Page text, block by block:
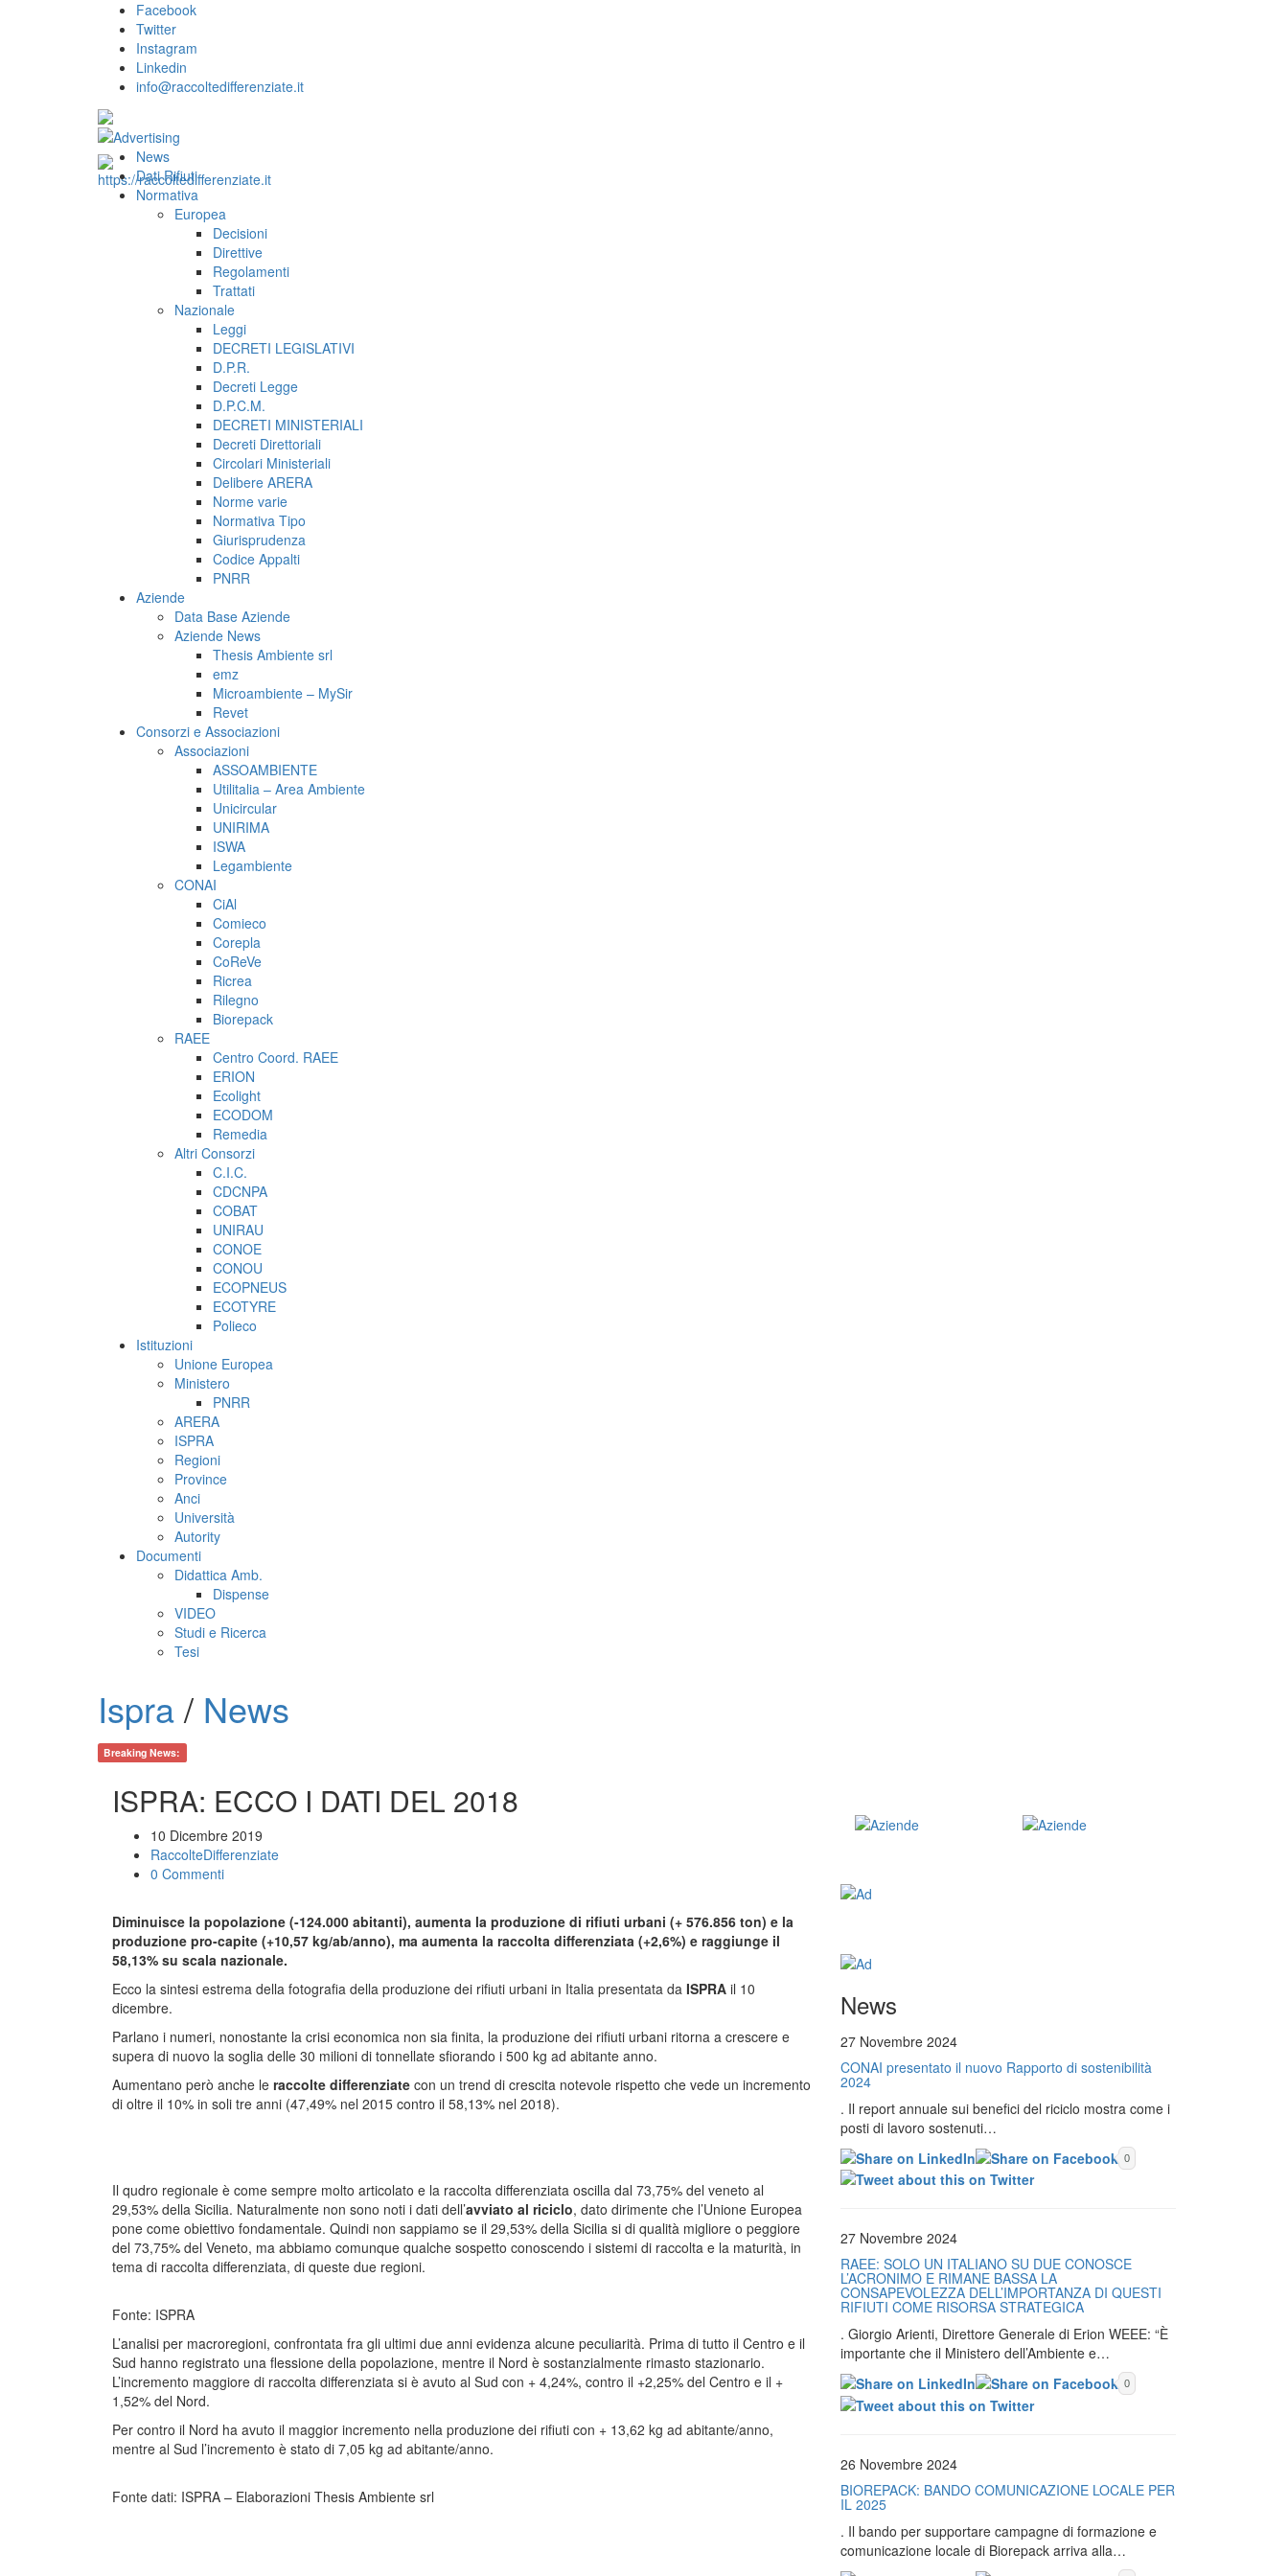
Facebook
Twitter
Instagram
Linkedin
info@raccoltedifferenziate.it
News
Dati Rifiuti
Normativa
Europea
Decisioni
Direttive
Regolamenti
Trattati
Nazionale
Leggi
DECRETI LEGISLATIVI
D.P.R.
Decreti Legge
D.P.C.M.
DECRETI MINISTERIALI
Decreti Direttoriali
Circolari Ministeriali
Delibere ARERA
Norme varie
Normativa Tipo
Giurisprudenza
Codice Appalti
PNRR
Aziende
Data Base Aziende
Aziende News
Thesis Ambiente srl
emz
Microambiente – MySir
Revet
Consorzi e Associazioni
Associazioni
ASSOAMBIENTE
Utilitalia – Area Ambiente
Unicircular
UNIRIMA
ISWA
Legambiente
CONAI
CiAl
Comieco
Corepla
CoReVe
Ricrea
Rilegno
Biorepack
RAEE
Centro Coord. RAEE
ERION
Ecolight
ECODOM
Remedia
Altri Consorzi
C.I.C.
CDCNPA
COBAT
UNIRAU
CONOE
CONOU
ECOPNEUS
ECOTYRE
Polieco
Istituzioni
Unione Europea
Ministero
PNRR
ARERA
ISPRA
Regioni
Province
Anci
Università
Autority
Documenti
Didattica Amb.
Dispense
VIDEO
Studi e Ricerca
Tesi
Ispra/ News
Breaking News:
ISPRA: ECCO I DATI DEL 2018
10 Dicembre 2019
RaccolteDifferenziate
0 Commenti
Diminuisce la popolazione (-124.000 abitanti), aumenta la produzione di rifiuti urbani (+ 576.856 ton) e la
produzione pro-capite (+10,57 kg/ab/anno), ma aumenta la raccolta differenziata (+2,6%) e raggiunge il
58,13% su scala nazionale.
Ecco la sintesi estrema della fotografia della produzione dei rifiuti urbani in Italia presentata da ISPRA il 10
dicembre.
Parlano i numeri, nonostante la crisi economica non sia finita, la produzione dei rifiuti urbani ritorna a crescere e
supera di nuovo la soglia delle 30 milioni di tonnellate sfiorando i 500 kg ad abitante anno.
Aumentano però anche le raccolte differenziate con un trend di crescita notevole rispetto che vede un incremento
di oltre il 10% in soli tre anni (47,49% nel 2015 contro il 58,13% nel 2018).
Il qudro regionale è come sempre molto articolato e la raccolta differenziata oscilla dal 73,75% del veneto al
29,53% della Sicilia. Naturalmente non sono noti i dati dell’avviato al riciclo, dato dirimente che l’Unione Europea
pone come obiettivo fondamentale. Quindi non sappiamo se il 29,53% della Sicilia si di qualità migliore o peggiore
del 73,75% del Veneto, ma abbiamo comunque qualche sospetto conoscendo i sistemi di raccolta e la maturità, in
tema di raccolta differenziata, di queste due regioni.
Fonte: ISPRA
L’analisi per macroregioni, confrontata fra gli ultimi due anni evidenza alcune peculiarità. Prima di tutto il Centro e il
Sud hanno registrato una flessione della popolazione, mentre il Nord è sostanzialmente rimasto stazionario.
L’incremento maggiore di raccolta differenziata si è avuto al Sud con + 4,24%, contro il +2,25% del Centro e il +
1,52% del Nord.
Per contro il Nord ha avuto il maggior incremento nella produzione dei rifiuti con + 13,62 kg ad abitante/anno,
mentre al Sud l’incremento è stato di 7,05 kg ad abitante/anno.
Fonte dati: ISPRA – Elaborazioni Thesis Ambiente srl
News
27 Novembre 2024
CONAI presentato il nuovo Rapporto di sostenibilità
2024
. Il report annuale sui benefici del riciclo mostra come i
posti di lavoro sostenuti…
0
27 Novembre 2024
RAEE: SOLO UN ITALIANO SU DUE CONOSCE
L’ACRONIMO E RIMANE BASSA LA
CONSAPEVOLEZZA DELL’IMPORTANZA DI QUESTI
RIFIUTI COME RISORSA STRATEGICA
. Giorgio Arienti, Direttore Generale di Erion WEEE: “È
importante che il Ministero dell’Ambiente e…
0
26 Novembre 2024
BIOREPACK: BANDO COMUNICAZIONE LOCALE PER
IL 2025
. Il bando per supportare campagne di formazione e
comunicazione locale di Biorepack arriva alla…